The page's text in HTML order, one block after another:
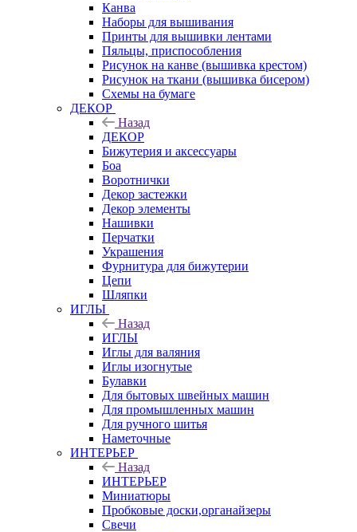
Канва
Наборы для вышивания
Принты для вышивки лентами
Пяльцы, приспособления
Рисунок на канве (вышивка крестом)
Рисунок на ткани (вышивка бисером)
Схемы на бумаге
ДЕКОР
Назад
ДЕКОР
Бижутерия и аксессуары
Боа
Воротнички
Декор застежки
Декор элементы
Нашивки
Перчатки
Украшения
Фурнитура для бижутерии
Цепи
Шляпки
ИГЛЫ
Назад
ИГЛЫ
Иглы для валяния
Иглы изогнутые
Булавки
Для бытовых швейных машин
Для промышленных машин
Для ручного шитья
Наметочные
ИНТЕРЬЕР
Назад
ИНТЕРЬЕР
Миниатюры
Пробковые доски,органайзеры
Свечи